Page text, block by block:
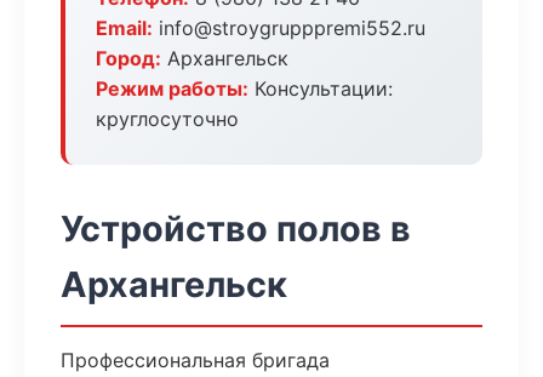
Email: info@stroygrupppremi552.ru
Город: Архангельск
Режим работы: Консультации:
круглосуточно
Устройство полов в
Архангельск
Профессиональная бригада